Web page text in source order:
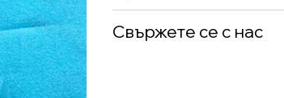
Свържете се с нас